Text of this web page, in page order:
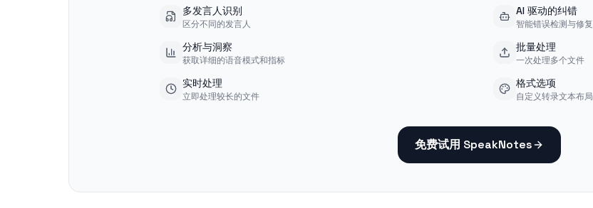
多发言人识别
区分不同的发言人
分析与洞察
获取详细的语音模式和指标
实时处理
立即处理较长的文件
AI 驱动的纠错
智能错误检测与修复
批量处理
一次处理多个文件
格式选项
自定义转录文本布局
免费试用 SpeakNotes